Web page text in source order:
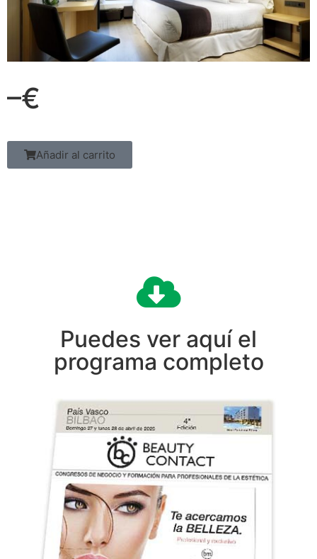
–€
Añadir al carrito
Puedes ver aquí el
programa completo